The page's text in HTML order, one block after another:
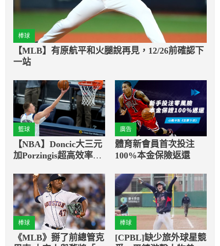
棒球
【MLB】有原航平和火腿說再見，12/26前確認下
一站
籃球
【NBA】Doncic大三元
加Porzingis超高效率，
廣告
體育新會員首次投注
100%本金保險返還
棒球
《MLB》掰了前總管克
棒球
[CPBL]缺少旅外球星競